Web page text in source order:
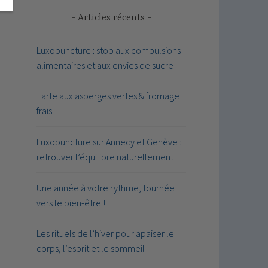
Articles récents
Luxopuncture : stop aux compulsions
alimentaires et aux envies de sucre
Tarte aux asperges vertes & fromage
frais
Luxopuncture sur Annecy et Genève :
retrouver l’équilibre naturellement
Une année à votre rythme, tournée
vers le bien-être !
Les rituels de l’hiver pour apaiser le
corps, l’esprit et le sommeil